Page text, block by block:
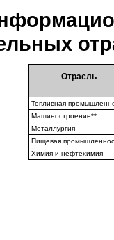
Отрасль
Топливная
Машиностроение**
Металлургия
Пищевая
Химия и нефтехимия